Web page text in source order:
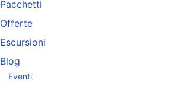
Pacchetti
Offerte
Escursioni
Blog
Eventi